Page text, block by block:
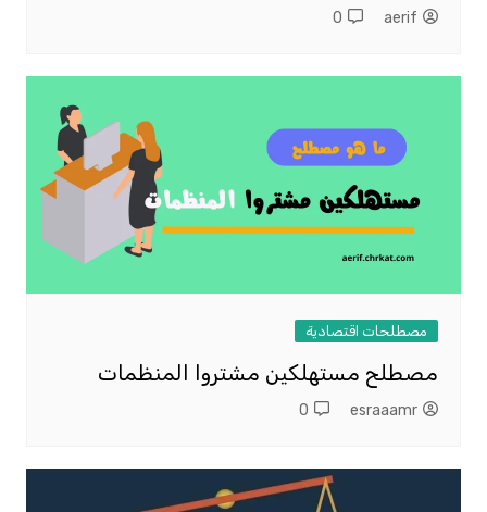
aerif
0
مصطلحات اقتصادية
مصطلح مستهلكين مشتروا المنظمات
esraaamr
0